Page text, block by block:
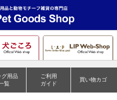
グ用品
覧
ご利用
ガイド
買い物カゴ